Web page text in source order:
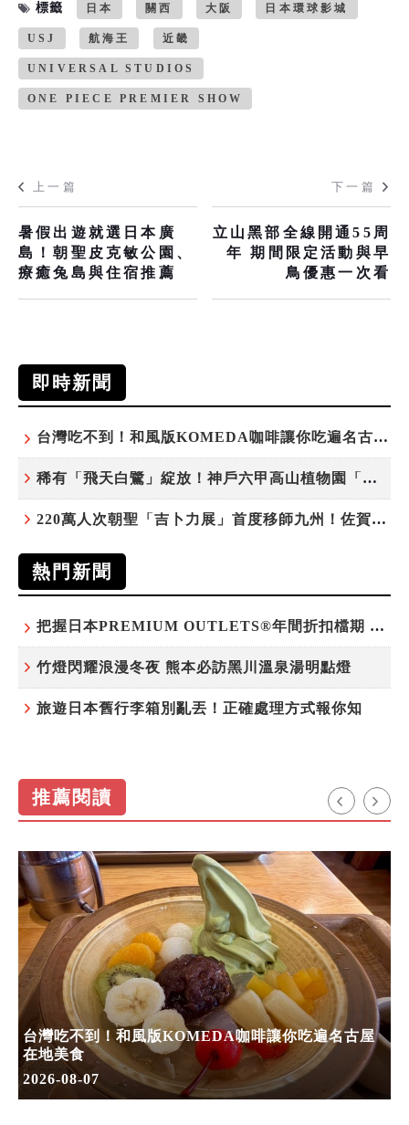
標籤 日本 關西 大阪 日本環球影城
USJ 航海王 近畿
UNIVERSAL STUDIOS
ONE PIECE PREMIER SHOW
上一篇
暑假出遊就選日本廣
島！朝聖皮克敏公園、
療癒兔島與住宿推薦
下一篇
立山黑部全線開通55周
年 期間限定活動與早
鳥優惠一次看
即時新聞
台灣吃不到！和風版KOMEDA咖啡讓你吃遍名古屋在地美食
稀有「飛天白鷺」綻放！神戶六甲高山植物園「鷺草」珍貴現身
220萬人次朝聖「吉卜力展」首度移師九州！佐賀站早鳥平日套票8/10搶先開賣
熱門新聞
把握日本PREMIUM OUTLETS®年間折扣檔期 越買越划算
竹燈閃耀浪漫冬夜 熊本必訪黑川溫泉湯明點燈
旅遊日本舊行李箱別亂丟！正確處理方式報你知
推薦閱讀
台灣吃不到！和風版KOMEDA咖啡讓你吃遍名古屋
在地美食
2026-08-07